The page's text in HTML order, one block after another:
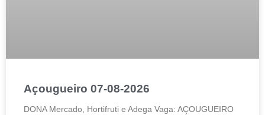
Açougueiro 07-08-2026
DONA Mercado, Hortifruti e Adega Vaga: AÇOUGUEIRO